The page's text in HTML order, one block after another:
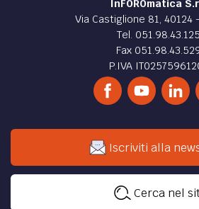
InFOROmatica
Via Castiglione 81, 40124
Tel. 051.98.43.125
Fax
P.IVA
Iscriviti alla
Cerca nel